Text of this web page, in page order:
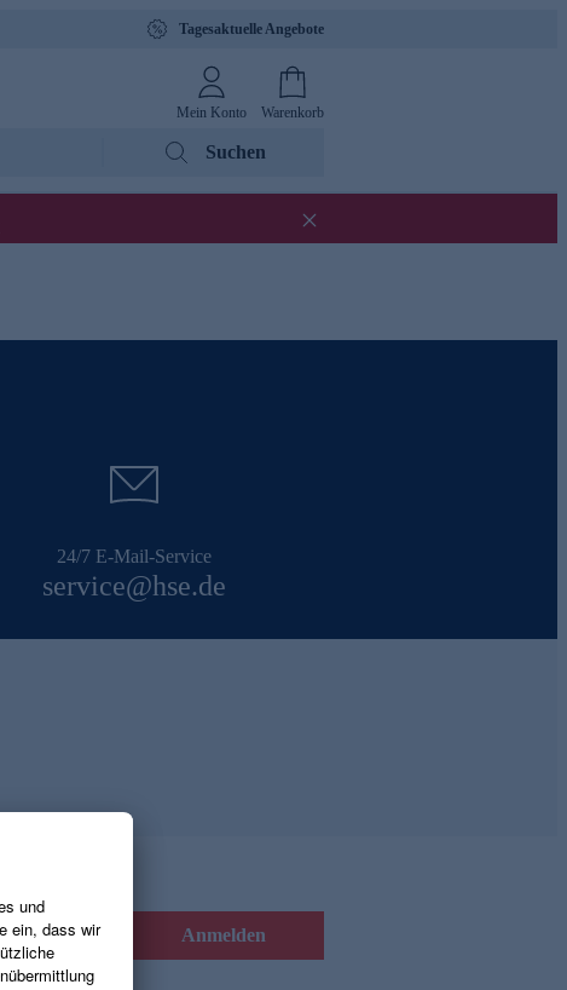
Tagesaktuelle Angebote
Mein Konto Warenkorb
Suchen
24/7 E-Mail-Service
service@hse.de
Anmelden